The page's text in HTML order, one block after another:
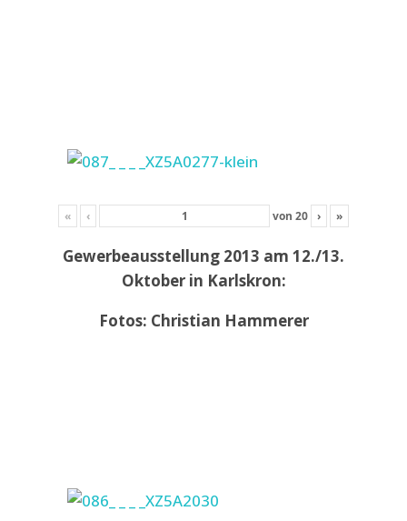
« ‹ von 20 › »
Gewerbeausstellung 2013 am 12./13.
Oktober in Karlskron:
Fotos: Christian Hammerer